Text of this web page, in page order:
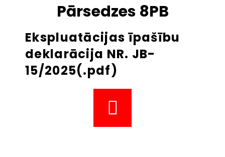
Pārsedzes 8PB
Ekspluatācijas īpašību
deklarācija NR. JB-
15/2025(.pdf)